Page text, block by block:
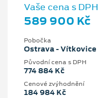
Vaše cena s DPH
589 900 Kč
Pobočka
Ostrava - Vítkovice
Původní cena s DPH
774 884 Kč
Cenové zvýhodnění
184 984 Kč